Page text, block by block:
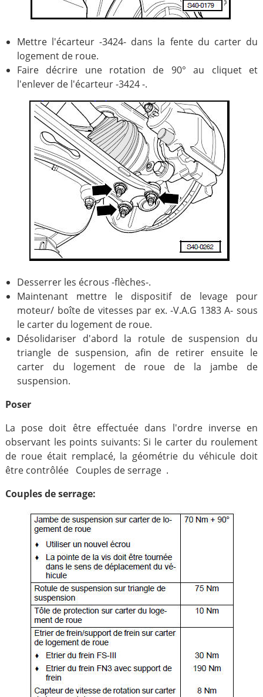
Mettre l'écarteur -3424- dans la fente du carter du
logement de roue.
Faire décrire une rotation de 90° au cliquet et
l'enlever de l'écarteur -3424 -.
Desserrer les écrous -flèches-.
Maintenant mettre le dispositif de levage pour
moteur/ boîte de vitesses par ex. -V.A.G 1383 A- sous
le carter du logement de roue.
Désolidariser d'abord la rotule de suspension du
triangle de suspension, afin de retirer ensuite le
carter du logement de roue de la jambe de
suspension.
Poser
La pose doit être effectuée dans l'ordre inverse en
observant les points suivants: Si le carter du roulement
de roue était remplacé, la géométrie du véhicule doit
être contrôlée Couples de serrage .
Couples de serrage: